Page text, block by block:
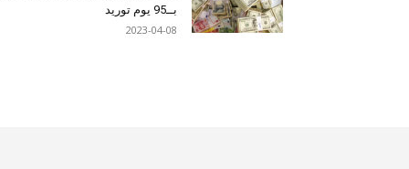
بــ95 يوم توريد
2023-04-08